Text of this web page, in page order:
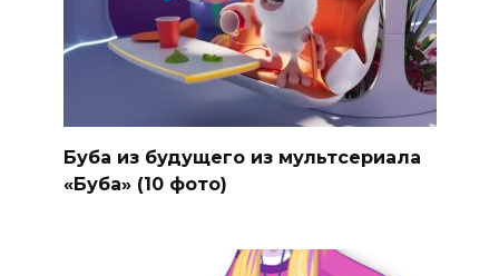
Буба из будущего из мультсериала
«Буба» (10 фото)